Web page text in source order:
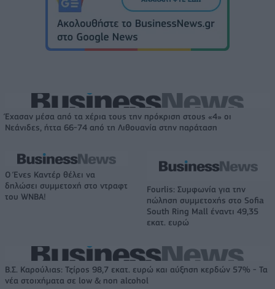
Έχασαν μέσα από τα χέρια τους την πρόκριση στους «4» οι
Νεάνιδες, ήττα 66-74 από τη Λιθουανία στην παράταση
Ο Ένες Καντέρ θέλει να
δηλώσει συμμετοχή στο ντραφτ
του WNBA!
Fourlis: Συμφωνία για την
πώληση συμμετοχής στο Sofia
South Ring Mall έναντι 49,35
εκατ. ευρώ
Β.Σ. Καρούλιας: Τζίρος 98,7 εκατ. ευρώ και αύξηση κερδών 57% - Τα
νέα στοιχήματα σε low & non alcohol